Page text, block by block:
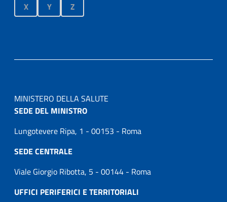
X
Y Z
MINISTERO DELLA SALUTE
SEDE DEL MINISTRO
Lungotevere Ripa, 1 - 00153 - Roma
SEDE CENTRALE
Viale Giorgio Ribotta, 5 - 00144 - Roma
UFFICI PERIFERICI E TERRITORIALI